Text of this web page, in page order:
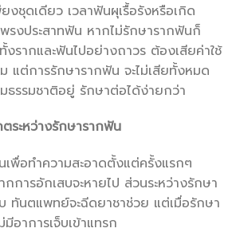
งชุดเดียว เวลาฟันผุเรื้อรังหรือเกิด
รงประสาทฟัน หากไม่รักษารากฟันก็
รากและฟันไปอย่างถาวร ต้องเสียค่าใช้
แต่การรักษารากฟัน จะไม่เสียทั้งหมด
ธรรมชาติอยู่ รักษาต่อได้ง่ายกว่า
ตระหว่างรักษารากฟัน
เพื่อทำความสะอาดตั้งแต่ครั้งแรกๆ
กการอักเสบจะหายไป ส่วนระหว่างรักษา
ทันตแพทย์จะฉีดยาชาช่วย แต่เมื่อรักษา
มีอาการเจ็บเข้าแทรก